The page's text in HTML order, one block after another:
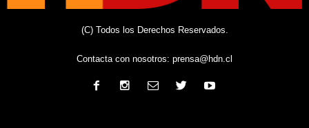
(C) Todos los Derechos Reservados.
Contacta con nosotros: prensa@hdn.cl